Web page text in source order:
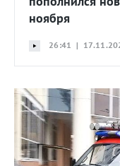
ноября
26:41 |